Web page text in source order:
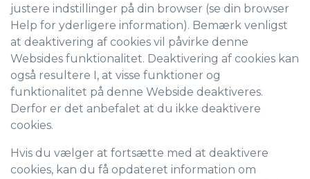
justere indstillinger på din browser (se din browser
Help for yderligere information). Bemærk venligst
at deaktivering af cookies vil påvirke denne
Websides funktionalitet. Deaktivering af cookies kan
også resultere I, at visse funktioner og
funktionalitet på denne Webside deaktiveres.
Derfor er det anbefalet at du ikke deaktivere
cookies.
Hvis du vælger at fortsætte med at deaktivere
cookies, kan du få opdateret information om